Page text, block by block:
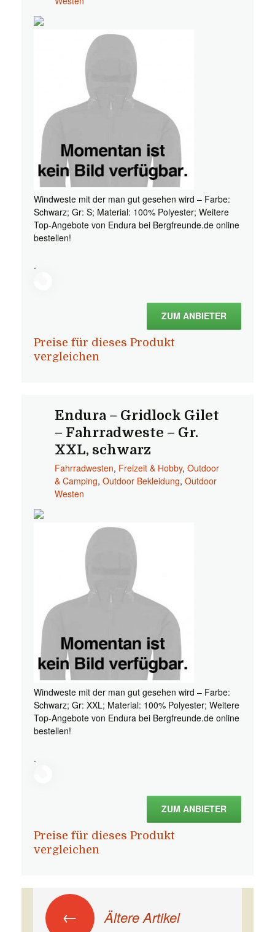
Windweste mit der man gut gesehen wird – Farbe:
Schwarz; Gr: S; Material: 100% Polyester; Weitere
Top-Angebote von Endura bei Bergfreunde.de online
bestellen!
.
ZUM ANBIETER
Preise für dieses Produkt
vergleichen
Endura – Gridlock Gilet
– Fahrradweste – Gr.
XXL, schwarz
Fahrradwesten, Freizeit & Hobby, Outdoor
& Camping, Outdoor Bekleidung, Outdoor
Westen
Windweste mit der man gut gesehen wird – Farbe:
Schwarz; Gr: XXL; Material: 100% Polyester; Weitere
Top-Angebote von Endura bei Bergfreunde.de online
bestellen!
.
ZUM ANBIETER
Preise für dieses Produkt
vergleichen
Beitrags-Navigation
← Ältere Artikel